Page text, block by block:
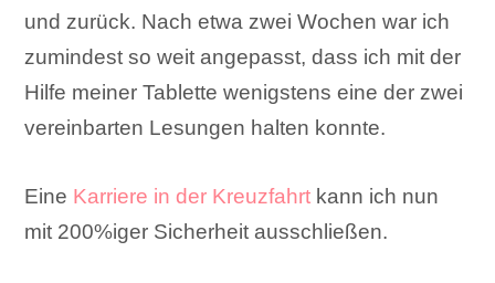
und zurück. Nach etwa zwei Wochen war ich
zumindest so weit angepasst, dass ich mit der
Hilfe meiner Tablette wenigstens eine der zwei
vereinbarten Lesungen halten konnte.
Eine Karriere in der Kreuzfahrt kann ich nun
mit 200%iger Sicherheit ausschließen.